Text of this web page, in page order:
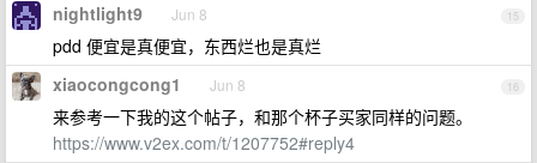
15
nightlight9 Jun 8
pdd 便宜是真便宜，东西烂也是真烂
16
xiaocongcong1 Jun 8
来参考一下我的这个帖子，和那个杯子买家同样的问题。
https://www.v2ex.com/t/1207752#reply4